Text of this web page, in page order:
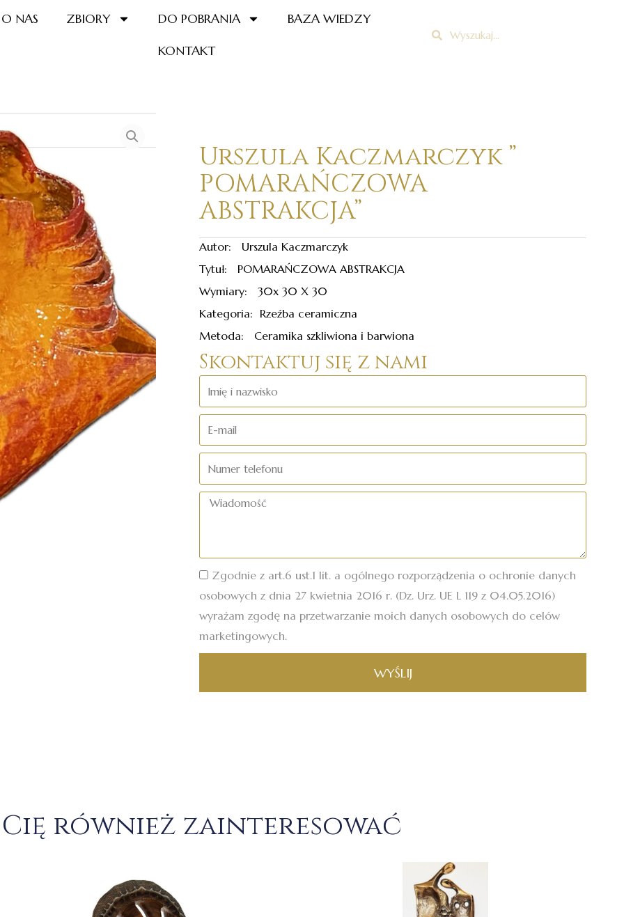
O NAS ZBIORY DO POBRANIA
BAZA WIEDZY
KONTAKT
SzukajSzukaj
Urszula Kaczmarczyk ”
POMARAŃCZOWA
ABSTRAKCJA”
Autor: Urszula Kaczmarczyk
Tytuł: POMARAŃCZOWA ABSTRAKCJA
Wymiary: 30x 30 X 30
Kategoria: Rzeźba ceramiczna
Metoda: Ceramika szkliwiona i barwiona
Skontaktuj się z nami
Imię
i
nazwisko
E-
mail
Numer
telefonu
Wiadomość
Zgodnie z art.6 ust.1 lit. a ogólnego rozporządzenia o ochronie danych
osobowych z dnia 27 kwietnia 2016 r. (Dz. Urz. UE L 119 z 04.05.2016)
wyrażam zgodę na przetwarzanie moich danych osobowych do celów
marketingowych.
WYŚLIJ
również zainteresować